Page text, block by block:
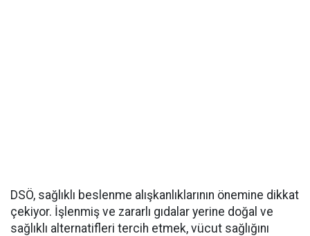
DSÖ, sağlıklı beslenme alışkanlıklarının önemine dikkat
çekiyor. İşlenmiş ve zararlı gıdalar yerine doğal ve
sağlıklı alternatifleri tercih etmek, vücut sağlığını